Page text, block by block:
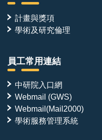
計畫與獎項
學術及研究倫理
員工常用連結
中研院入口網
Webmail (GWS)
Webmail(Mail2000)
學術服務管理系統